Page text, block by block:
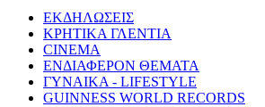
ΕΚΔΗΛΩΣΕΙΣ
ΚΡΗΤΙΚΑ ΓΛΕΝΤΙΑ
CINEMA
ΕΝΔΙΑΦΕΡΟΝ ΘΕΜΑΤΑ
ΓΥΝΑΙΚΑ - LIFESTYLE
GUINNESS WORLD RECORDS